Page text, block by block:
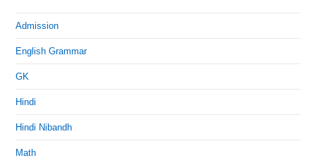
Admission
English Grammar
GK
Hindi
Hindi Nibandh
Math